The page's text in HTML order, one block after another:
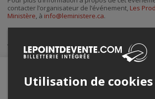
contacter l’organisateur de l’événement, Les
Ministère, à info@leministere.ca.
Achat de billets
Utilisation de cookies